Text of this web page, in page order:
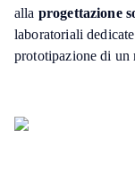
alla progettazione
laboratoriali
prototipazione di un